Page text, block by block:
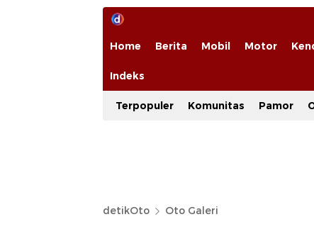
Home Berita Mobil Motor
Indeks
Terpopuler Komunitas Pamor
detikOto Oto Galeri